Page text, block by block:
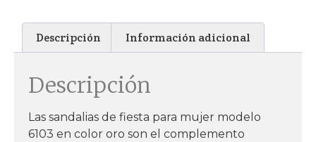
Descripción Información adicional
Descripción
Las sandalias de fiesta para mujer modelo
6103 en color oro son el complemento